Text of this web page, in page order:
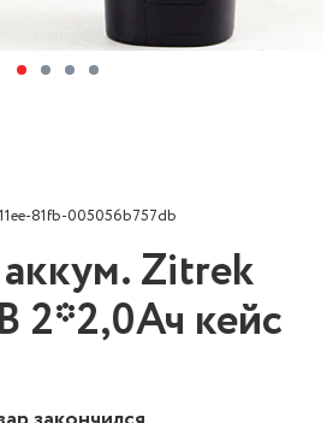
81fb-005056b757db
аккум. Zitrek
2*2,0Ач кейс